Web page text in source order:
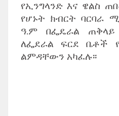
የኢንግላንድ እና ዌልስ
የሆኑት ክብርት ባርባራ
ዓ.ም በፌዴራል
ለፌደራል ፍርደ ቤቶች
ልምዳቸውን አካፈሉ፡፡